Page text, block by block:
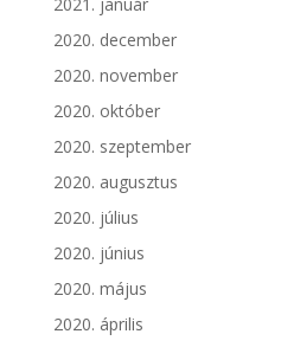
2020. december
2020. november
2020. október
2020. szeptember
2020. augusztus
2020. július
2020. június
2020. május
2020. április